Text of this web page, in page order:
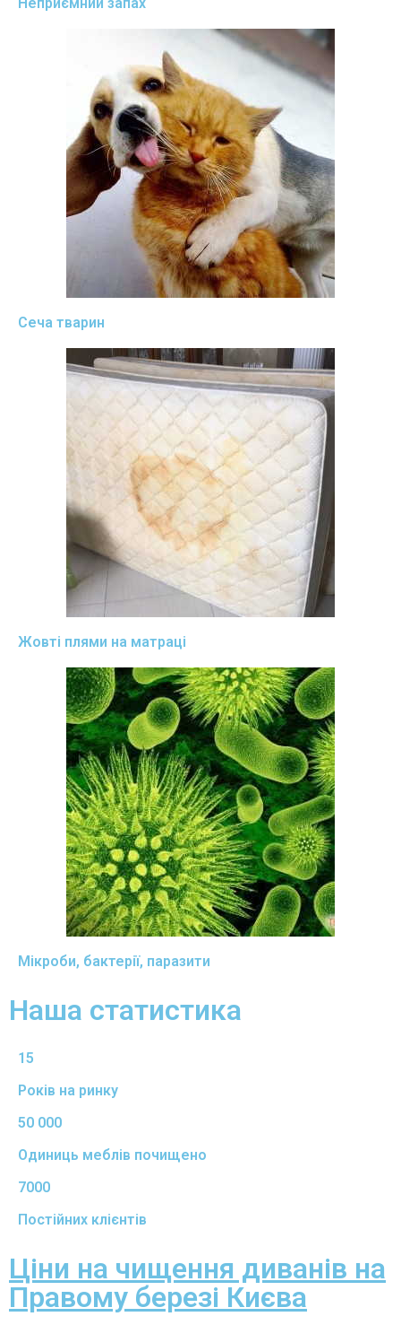
Сеча тварин
Жовті плями на матраці
Мікроби, бактерії, паразити
Наша статистика
15
Років на ринку
50 000
Одиниць меблів почищено
7000
Постійних клієнтів
Ціни на чищення диванів на
Правому березі Києва